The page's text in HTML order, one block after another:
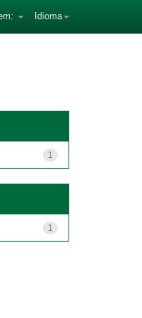
Idioma
1
1